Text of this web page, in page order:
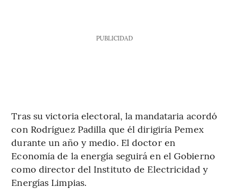
PUBLICIDAD
Tras su victoria electoral, la mandataria acordó
con Rodríguez Padilla que él dirigiría Pemex
durante un año y medio. El doctor en
Economía de la energía seguirá en el Gobierno
como director del Instituto de Electricidad y
Energías Limpias.